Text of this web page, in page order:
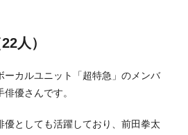
人）
ーカルユニット「超特急」のメンバ
優さんです。
優としても活躍しており、前田拳太